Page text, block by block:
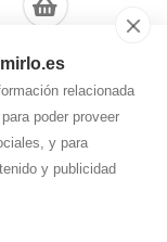
relacionada
poder proveer
y para
y publicidad
natural